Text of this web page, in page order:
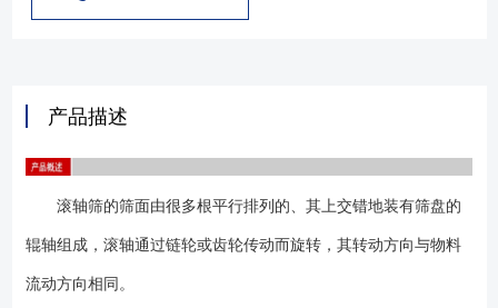
完成整个筛分工作，设备密封罩上面可以根据工艺要求加赠闸门或观察
构或敞开结构； ● 设备工作中对地面的动载荷冲击小、噪音低； ●
设备电机可采用变频电机、转速可以无调速； ● 设备齿辊叶片可以做
成Q235、16Mn、304不锈钢、合金钢铸件等多种材质满足客户的不同需
成可调倾角结构； 3、基础可做成预埋铁或地脚螺栓两种类型；
产品描述
滚轴筛的筛面由很多根平行排列的、其上交错地装有筛盘的
辊轴组成，滚轴通过链轮或齿轮传动而旋转，其转动方向与物料
流动方向相同。